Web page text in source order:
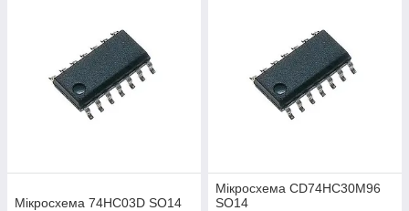
Мікросхема 74HC03D SO14
Мікросхема CD74HC30M96
SO14